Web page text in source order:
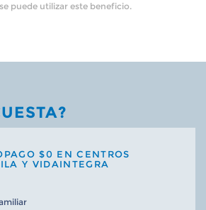
puede utilizar este beneficio.
$0 EN CENTROS
Y VIDAINTEGRA